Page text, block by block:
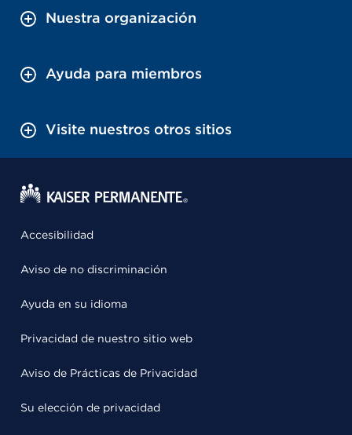
Nuestra organización
Ayuda para miembros
Visite nuestros otros sitios
Accesibilidad
Aviso de no discriminación
Ayuda en su idioma
Privacidad de nuestro sitio web
Aviso de Prácticas de Privacidad
Su elección de privacidad